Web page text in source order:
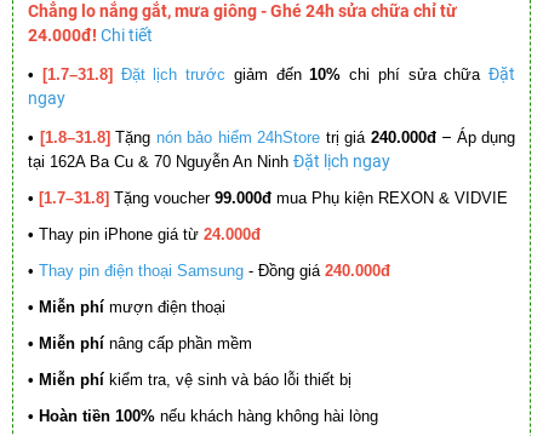
Chẳng lo nắng gắt, mưa giông - Ghé 24h sửa chữa chỉ từ
24.000đ! Chi tiết
• [1.7–31.8] Đặt lịch trước giảm đến10% chi phí sửa chữa Đặt
ngay
• [1.8–31.8] Tặng nón bảo hiểm 24hStore trị giá 240.000đ – Áp dụng
tại 162A Ba Cu & 70 Nguyễn An Ninh Đặt lịch ngay
• [1.7–31.8] Tặng voucher 99.000đ mua Phụ kiện REXON & VIDVIE
• Thay pin iPhone giá từ 24.000đ
• Thay pin điện thoại Samsung - Đồng giá 240.000đ
• Miễn phí mượn điện thoại
• Miễn phí nâng cấp phần mềm
• Miễn phí kiểm tra, vệ sinh và báo lỗi thiết bị
• Hoàn tiền 100% nếu khách hàng không hài lòng